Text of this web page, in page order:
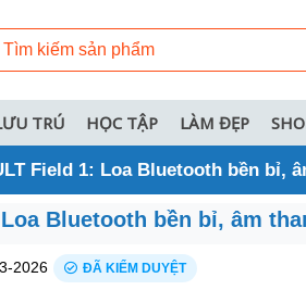
TRÚ HỌC TẬP LÀM ĐẸP
Field 1: Loa Bluetooth bền bỉ,
Bluetooth bền bỉ, âm
2026 ĐÃ KIỂM DUYỆT